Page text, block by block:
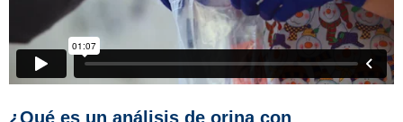
¿Qué es un análisis de orina con